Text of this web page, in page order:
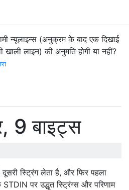
न्यूलाइन्स (अनुक्रम के बाद एक दिखाई
खाली लाइन) की अनुमति होगी या नहीं?
9 बाइट्स
दूसरी स्ट्रिंग लेता है, और फिर पहला
STDIN पर उद्धृत स्ट्रिंग्स और परिणाम